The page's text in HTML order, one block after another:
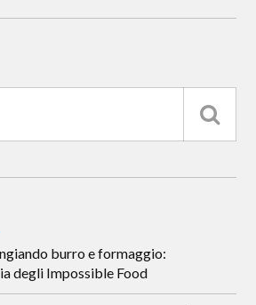
burro e formaggio:
degli Impossible Food